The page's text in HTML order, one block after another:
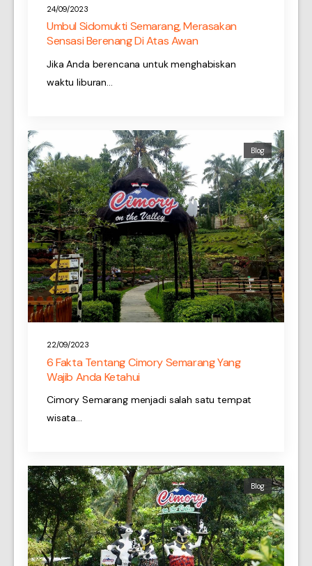
24/09/2023
Umbul Sidomukti Semarang, Merasakan
Sensasi Berenang Di Atas Awan
Jika Anda berencana untuk menghabiskan
waktu liburan…
22/09/2023
Blog
6 Fakta Tentang Cimory Semarang Yang
Wajib Anda Ketahui
Cimory Semarang menjadi salah satu tempat
wisata…
Blog